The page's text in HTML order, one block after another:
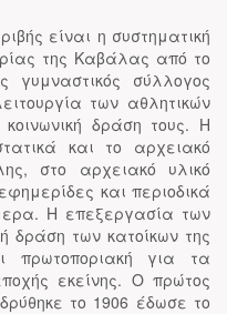
είναι η συστηματική
της Καβάλας από το
γυμναστικός σύλλογος
των αθλητικών
δράση τους. Η
και το αρχειακό
στο αρχειακό υλικό
και περιοδικά
Η επεξεργασία των
δράση των κατοίκων της
πρωτοποριακή για τα
εκείνης. Ο πρώτος
το 1906 έδωσε το